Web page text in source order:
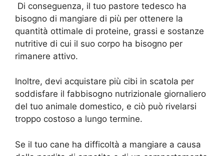
Di conseguenza, il tuo pastore tedesco ha
bisogno di mangiare di più per ottenere la
quantità ottimale di proteine, grassi e sostanze
nutritive di cui il suo corpo ha bisogno per
rimanere attivo.
Inoltre, devi acquistare più cibi in scatola per
soddisfare il fabbisogno nutrizionale giornaliero
del tuo animale domestico, e ciò può rivelarsi
troppo costoso a lungo termine.
Se il tuo cane ha difficoltà a mangiare a causa